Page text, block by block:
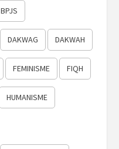
BPJS
DAKWAG DAKWAH
FEMINISME FIQH
HUMANISME